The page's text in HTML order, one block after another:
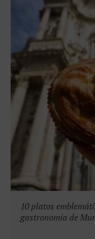
10 platos
gastronomía de